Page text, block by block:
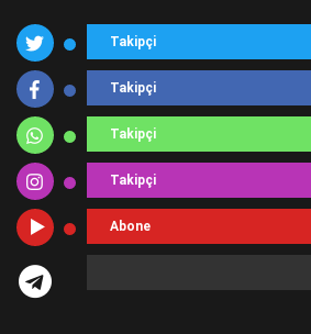
Takipçi
Takipçi
Takipçi
Takipçi
Abone